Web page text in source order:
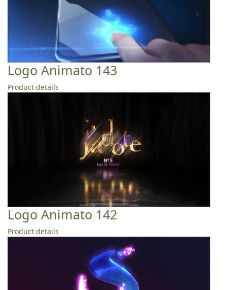
Logo Animato 143
Product details
Logo Animato 142
Product details